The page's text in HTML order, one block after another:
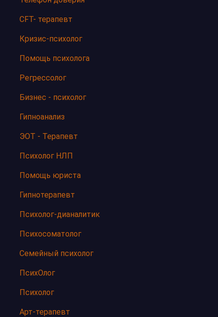
CFT- терапевт
Кризис-психолог
Помощь психолога
Регрессолог
Бизнес - психолог
Гипноанализ
ЭОТ - Терапевт
Психолог НЛП
Помощь юриста
Гипнотерапевт
Психолог-дианалитик
Психосоматолог
Семейный психолог
ПсихОлог
Психолог
Арт-терапевт